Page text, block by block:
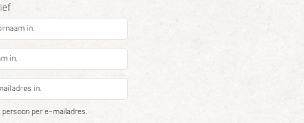
per e-mailadres.